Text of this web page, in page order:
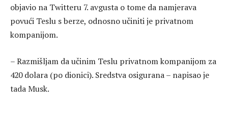
objavio na Twitteru 7. avgusta o tome da namjerava
povući Teslu s berze, odnosno učiniti je privatnom
kompanijom.
– Razmišljam da učinim Teslu privatnom kompanijom za
420 dolara (po dionici). Sredstva osigurana – napisao je
tada Musk.